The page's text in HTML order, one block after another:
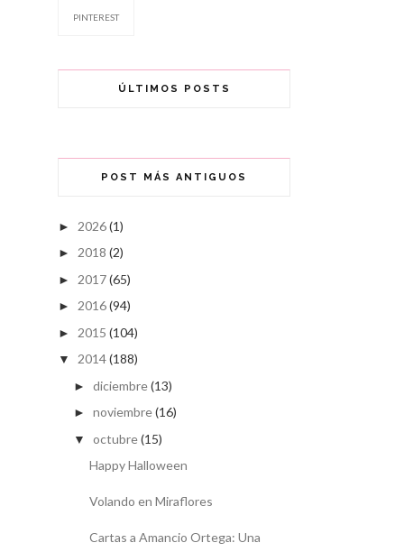
PINTEREST
ÚLTIMOS POSTS
POST MÁS ANTIGUOS
► 2026(1)
► 2018 (2)
► 2017(65)
► 2016(94)
► 2015 (104)
▼ 2014(188)
► diciembre(13)
► noviembre(16)
▼ octubre(15)
Happy Halloween
Volando en Miraflores
Cartas a Amancio Ortega: Una